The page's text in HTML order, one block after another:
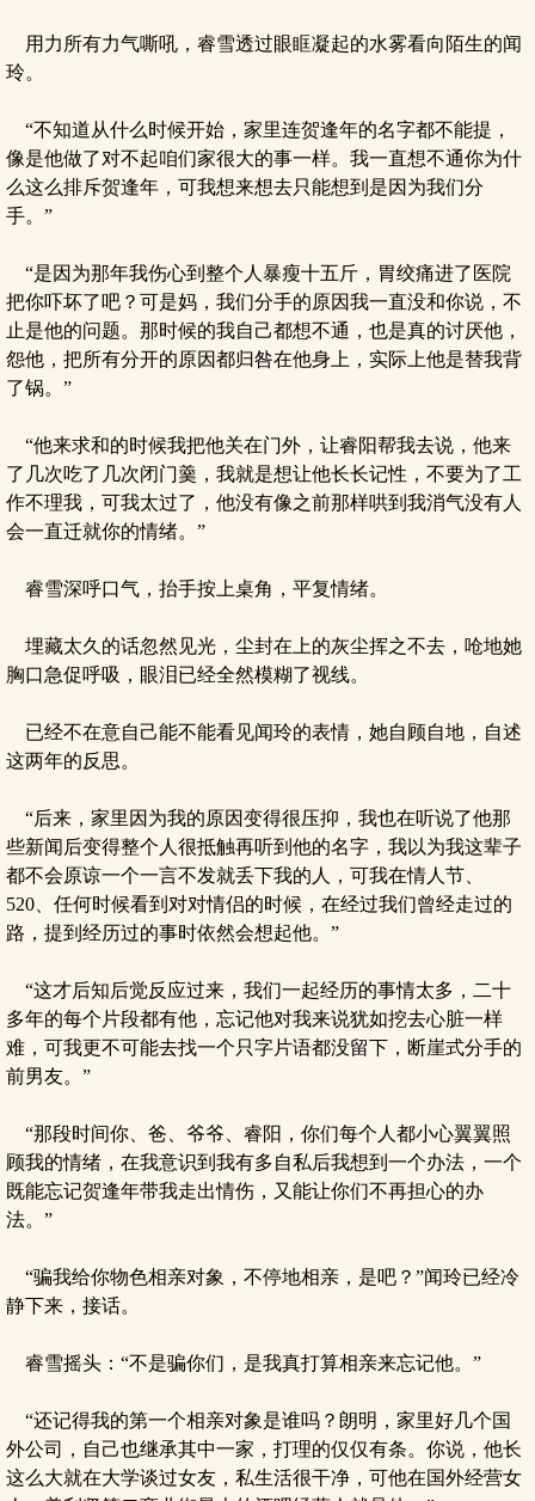
用力所有力气嘶吼，睿雪透过眼眶凝起的水雾看向陌生的闻
玲。
“不知道从什么时候开始，家里连贺逢年的名字都不能提，
像是他做了对不起咱们家很大的事一样。我一直想不通你为什
么这么排斥贺逢年，可我想来想去只能想到是因为我们分
手。”
“是因为那年我伤心到整个人暴瘦十五斤，胃绞痛进了医院
把你吓坏了吧？可是妈，我们分手的原因我一直没和你说，不
止是他的问题。那时候的我自己都想不通，也是真的讨厌他，
怨他，把所有分开的原因都归咎在他身上，实际上他是替我背
了锅。”
“他来求和的时候我把他关在门外，让睿阳帮我去说，他来
了几次吃了几次闭门羹，我就是想让他长长记性，不要为了工
作不理我，可我太过了，他没有像之前那样哄到我消气没有人
会一直迁就你的情绪。”
睿雪深呼口气，抬手按上桌角，平复情绪。
埋藏太久的话忽然见光，尘封在上的灰尘挥之不去，呛地她
胸口急促呼吸，眼泪已经全然模糊了视线。
已经不在意自己能不能看见闻玲的表情，她自顾自地，自述
这两年的反思。
“后来，家里因为我的原因变得很压抑，我也在听说了他那
些新闻后变得整个人很抵触再听到他的名字，我以为我这辈子
都不会原谅一个一言不发就丢下我的人，可我在情人节、
520、任何时候看到对对情侣的时候，在经过我们曾经走过的
路，提到经历过的事时依然会想起他。”
“这才后知后觉反应过来，我们一起经历的事情太多，二十
多年的每个片段都有他，忘记他对我来说犹如挖去心脏一样
难，可我更不可能去找一个只字片语都没留下，断崖式分手的
前男友。”
“那段时间你、爸、爷爷、睿阳，你们每个人都小心翼翼照
顾我的情绪，在我意识到我有多自私后我想到一个办法，一个
既能忘记贺逢年带我走出情伤，又能让你们不再担心的办
法。”
“骗我给你物色相亲对象，不停地相亲，是吧？”闻玲已经冷
静下来，接话。
睿雪摇头：“不是骗你们，是我真打算相亲来忘记他。”
“还记得我的第一个相亲对象是谁吗？朗明，家里好几个国
外公司，自己也继承其中一家，打理的仅仅有条。你说，他长
这么大就在大学谈过女友，私生活很干净，可他在国外经营女